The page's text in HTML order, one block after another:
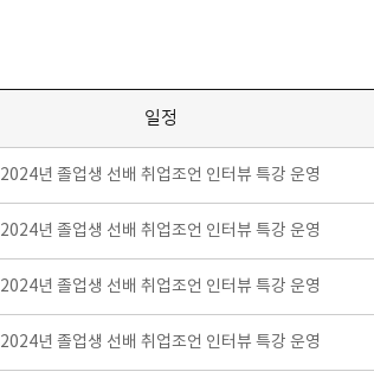
일정
2024년 졸업생 선배 취업조언 인터뷰 특강 운영
2024년 졸업생 선배 취업조언 인터뷰 특강 운영
2024년 졸업생 선배 취업조언 인터뷰 특강 운영
2024년 졸업생 선배 취업조언 인터뷰 특강 운영